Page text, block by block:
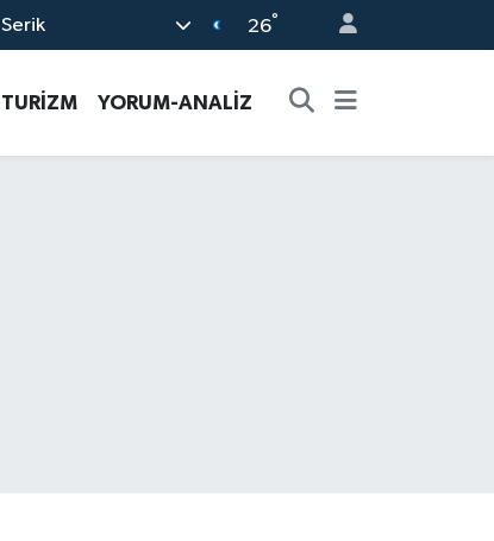
Serik 26°
TURİZM YORUM-ANALİZ